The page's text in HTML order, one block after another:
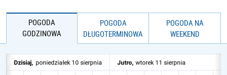
POGODA
GODZINOWA
POGODA
DŁUGOTERMINOWA
POGODA NA
WEEKEND